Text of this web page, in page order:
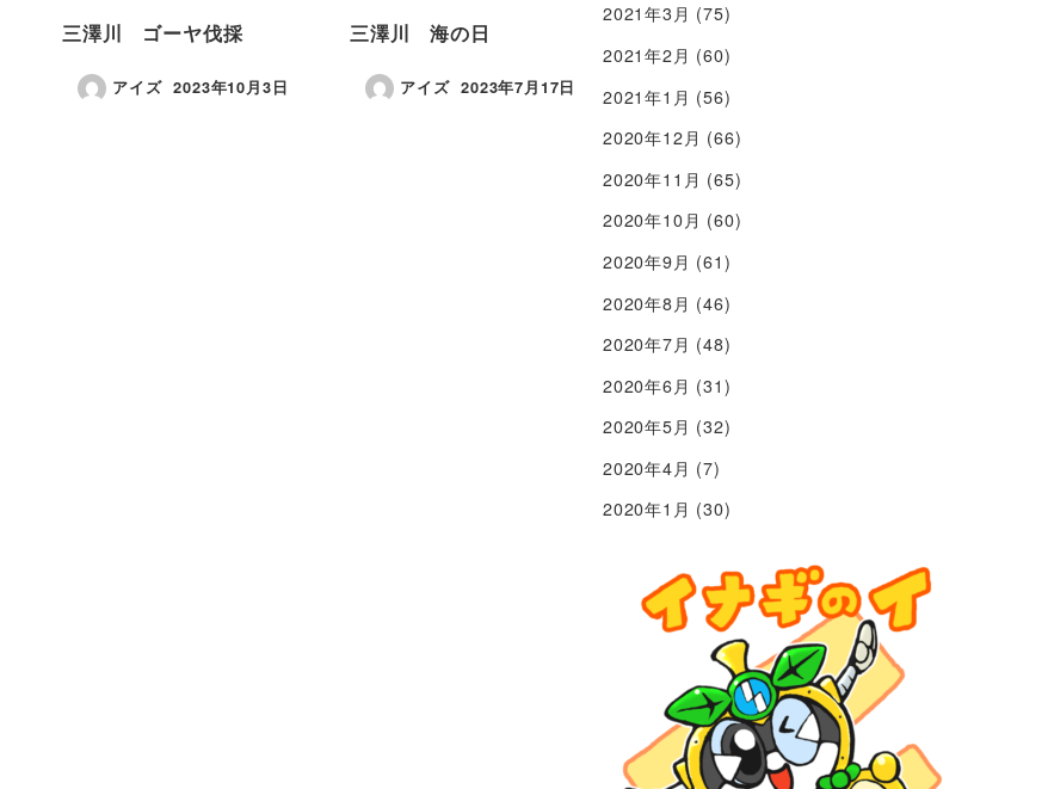
三澤川 ゴーヤ伐採
アイズ 2023年10月3日
三澤川 海の日
アイズ 2023年7月17日
2021年3月 (75)
2021年2月 (60)
2021年1月 (56)
2020年12月 (66)
2020年11月 (65)
2020年10月 (60)
2020年9月 (61)
2020年8月 (46)
2020年7月 (48)
2020年6月 (31)
2020年5月 (32)
2020年4月 (7)
2020年1月 (30)